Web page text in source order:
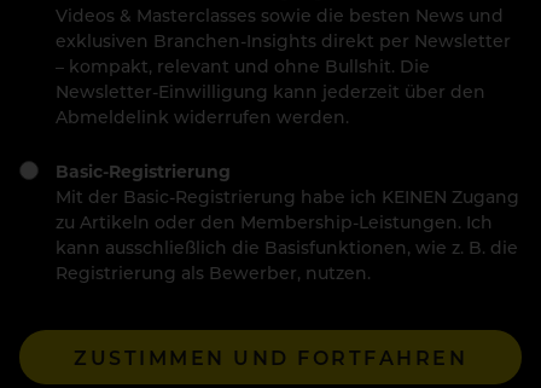
Videos & Masterclasses sowie die besten News und
exklusiven Branchen-Insights direkt per Newsletter
– kompakt, relevant und ohne Bullshit. Die
Newsletter-Einwilligung kann jederzeit über den
Abmeldelink widerrufen werden.
Basic-Registrierung
Mit der Basic-Registrierung habe ich KEINEN Zugang
zu Artikeln oder den Membership-Leistungen. Ich
kann ausschließlich die Basisfunktionen, wie z. B. die
Registrierung als Bewerber, nutzen.
ZUSTIMMEN UND FORTFAHREN